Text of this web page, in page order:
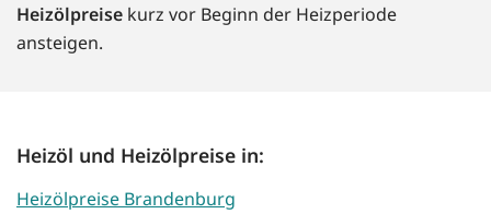
Heizölpreise kurz vor Beginn der Heizperiode
ansteigen.
Heizöl und Heizölpreise in:
Heizölpreise Brandenburg